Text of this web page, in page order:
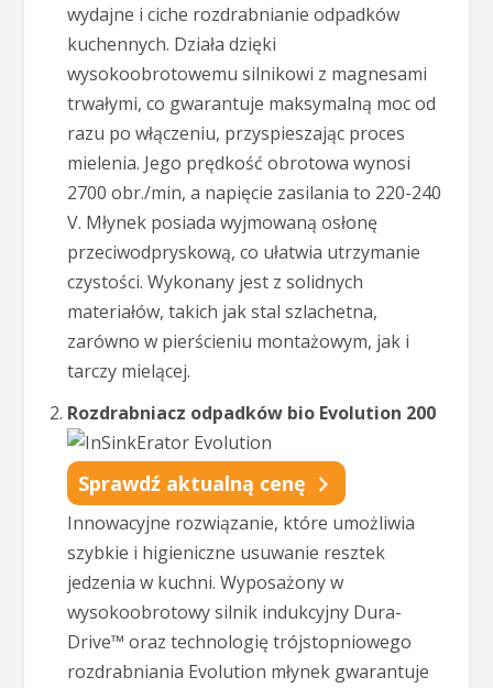
wydajne i ciche rozdrabnianie odpadków
kuchennych. Działa dzięki
wysokoobrotowemu silnikowi z magnesami
trwałymi, co gwarantuje maksymalną moc od
razu po włączeniu, przyspieszając proces
mielenia. Jego prędkość obrotowa wynosi
2700 obr./min, a napięcie zasilania to 220-240
V. Młynek posiada wyjmowaną osłonę
przeciwodpryskową, co ułatwia utrzymanie
czystości. Wykonany jest z solidnych
materiałów, takich jak stal szlachetna,
zarówno w pierścieniu montażowym, jak i
tarczy mielącej.
Rozdrabniacz odpadków bio Evolution 200
Sprawdź aktualną cenę
Innowacyjne rozwiązanie, które umożliwia
szybkie i higieniczne usuwanie resztek
jedzenia w kuchni. Wyposażony w
wysokoobrotowy silnik indukcyjny Dura-
Drive™ oraz technologię trójstopniowego
rozdrabniania Evolution młynek gwarantuje